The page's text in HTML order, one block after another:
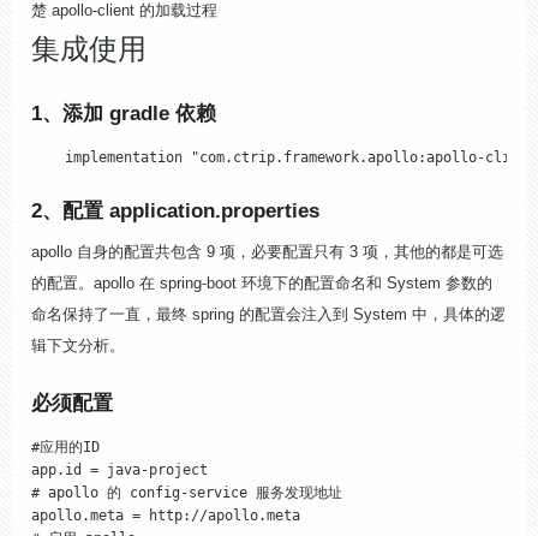
楚 apollo-client 的加载过程
集成使用
1、添加 gradle 依赖
implementation "com.ctrip.framework.apollo:apollo-
2、配置 application.properties
apollo 自身的配置共包含 9 项，必要配置只有 3 项，其他的都是可选
的配置。apollo 在 spring-boot 环境下的配置命名和 System 参数的
命名保持了一直，最终 spring 的配置会注入到 System 中，具体的逻
辑下文分析。
必须配置
#应用的ID
app.id = java-project
# apollo 的 config-service 服务发现地址
apollo.meta = http://apollo.meta